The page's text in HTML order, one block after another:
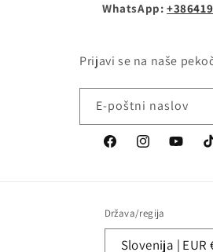
WhatsApp:
Prijavi se na naše
E-poštni naslov
FacebookInstagramYouTube
Država/regija